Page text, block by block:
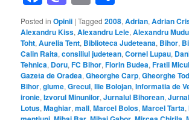
Posted in Opinii |Tagged 2008,Adrian,Adrian
Alexandru Kiss,Alexandru Lele,Alexandru
Toht,Aurelia Tent, Biblioteca Judeteana, Bihor,
Calin Raita,consiliul judetean,Cornel Lupau,
Tehnica, Doru,FC Bihor,Florin Budea,Fratii
Gazeta de Oradea,Gheorghe Carp,Gheorghe
Bihor,glume,Grecul,Ilie Bolojan,Informatia de
ironie,Izvorul Minunilor,Jurnalul Bihorean,
Lotus,Maghiar,mall,Marcel Bolos,Marcel Tarta,